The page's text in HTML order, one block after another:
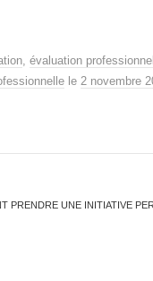
, évaluation
le 2 novembre
PRENDRE UNE INITIATIVE